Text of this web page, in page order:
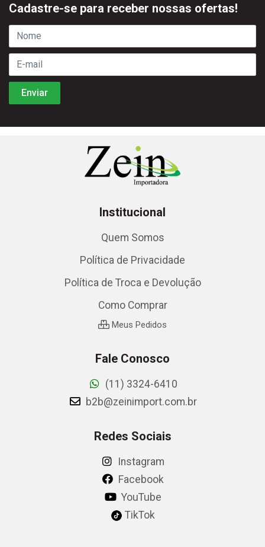
Cadastre-se para receber nossas ofertas!
Institucional
Quem Somos
Política de Privacidade
Política de Troca e Devolução
Como Comprar
Meus Pedidos
Fale Conosco
(11) 3324-6410
b2b@zeinimport.com.br
Redes Sociais
Instagram
Facebook
YouTube
TikTok